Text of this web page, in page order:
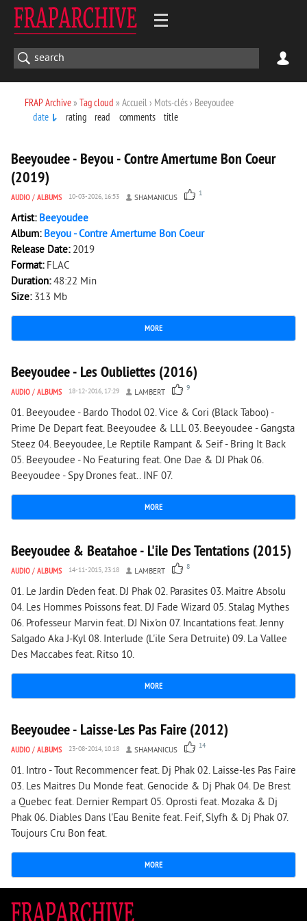
FRAP Archive» Tag cloud » Accueil › Mots-clés › Beeyoudee
date
rating read comments title
Beeyoudee - Beyou - Contre Amertume Bon Coeur
(2019)
AUDIO / ALBUMS 10-03-2026, 16:53 SHAMANICUS 1
Artist: Beeyoudee
Album: Beyou - Contre Amertume Bon Coeur
Release Date: 2019
Format: FLAC
Duration:48:22 Min
Size: 313 Mb
MORE
1 753 0
Beeyoudee - Les Oubliettes (2016)
AUDIO / ALBUMS 18-12-2016, 17:29 LAMBERT 9
01. Beeyoudee - Bardo Thodol 02. Vice & Cori (Black Taboo) -
Prime De Depart feat. Beeyoudee & LLL 03. Beeyoudee - Gangsta
Steez 04. Beeyoudee, Le Reptile Rampant & Seif - Bring It Back
05. Beeyoudee - No Featuring feat. One Dae & DJ Phak 06.
Beeyoudee - Spy Drones feat.. INF 07.
MORE
1 627 0
Beeyoudee & Beatahoe - L'ile Des Tentations (2015)
AUDIO / ALBUMS 14-11-2015, 23:18 LAMBERT 8
01. Le Jardin D'eden feat. DJ Phak 02. Parasites 03. Maitre Absolu
04. Les Hommes Poissons feat. DJ Fade Wizard 05. Stalag Mythes
06. Professeur Marvin feat. DJ Nix'on 07. Incantations feat. Jenny
Salgado Aka J-Kyl 08. Interlude (L'ile Sera Detruite) 09. La Vallee
Des Maccabes feat. Ritso 10.
MORE
2 291 0
Beeyoudee - Laisse-Les Pas Faire (2012)
AUDIO / ALBUMS 23-08-2014, 10:18 SHAMANICUS 14
01. Intro - Tout Recommencer feat. Dj Phak 02. Laisse-les Pas Faire
03. Les Maitres Du Monde feat. Genocide & Dj Phak 04. De Brest
а Quebec feat. Dernier Rempart 05. Oprosti feat. Mozaka & Dj
Phak 06. Diables Dans l'Eau Benite feat. Feif, Slyfh & Dj Phak 07.
Toujours Cru Bon feat.
MORE